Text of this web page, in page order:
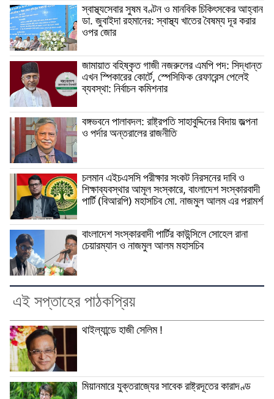
স্বাস্থ্যসেবার সুষম বণ্টন ও মানবিক চিকিৎসকের আহ্বান
ডা. জুবাইদা রহমানের: স্বাস্থ্য খাতের বৈষম্য দূর করার
ওপর জোর
জামায়াত বহিষ্কৃত গাজী নজরুলের এমপি পদ: সিদ্ধান্ত
এখন স্পিকারের কোর্টে, স্পেসিফিক রেফারেন্স পেলেই
ব্যবস্থা: নির্বাচন কমিশনার
বঙ্গভবনে পালাবদল: রাষ্ট্রপতি সাহাবুদ্দিনের বিদায় জল্পনা
ও পর্দার অন্তরালের রাজনীতি
চলমান এইচএসসি পরীক্ষার সংকট নিরসনের দাবি ও
শিক্ষাব্যবস্থার আমূল সংস্কারে, বাংলাদেশ সংস্কারবাদী
পার্টি (বিআরপি) মহাসচিব মো. নাজমুল আলম এর পরামর্শ
বাংলাদেশ সংস্কারবাদী পার্টির কাউন্সিলে সোহেল রানা
চেয়ারম্যান ও নাজমুল আলম মহাসচিব
এই সপ্তাহের পাঠকপ্রিয়
থাইল্যান্ডে হাজী সেলিম !
মিয়ানমারে যুক্তরাজ্যের সাবেক রাষ্ট্রদূতের কারাদণ্ড